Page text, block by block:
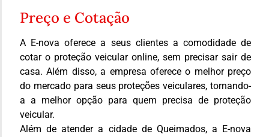
Preço e Cotação
A E-nova oferece a seus clientes a comodidade de
cotar o proteção veicular online, sem precisar sair de
casa. Além disso, a empresa oferece o melhor preço
do mercado para seus proteções veiculares, tornando-
a a melhor opção para quem precisa de proteção
veicular.
Além de atender a cidade de Queimados, a E-nova